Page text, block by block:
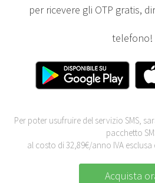
per ricevere gli OTP gratis,
telefono!
Per poter usufruire del servizio SMS,
pacchetto
al costo di 32,89€/anno IVA
Acquista